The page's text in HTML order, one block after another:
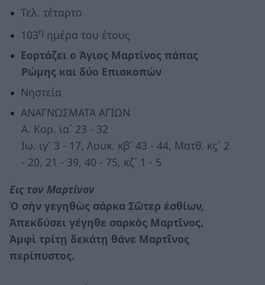
Τελ. τέταρτο
103η ημέρα του έτους
Εορτάζει ο Άγιος Μαρτίνος πάπας
Ρώμης και δύο Επισκοπών
Νηστεία
ΑΝΑΓΝΩΣΜΑΤΑ ΑΓΙΩΝ
Α. Κορ. ια´ 23 - 32
Ιω. ιγ´ 3 - 17, Λουκ. κβ´ 43 - 44, Ματθ. κϛ´ 2
- 20, 21 - 39, 40 - 75, κζ´ 1 - 5
Εις τον Μαρτίνον
Ὁ σὴν γεγηθὼς σάρκα Σῶτερ ἐσθίων,
Ἀπεκδύσει γέγηθε σαρκὸς Μαρτῖνος.
Ἀμφὶ τρίτῃ δεκάτῃ θάνε Μαρτῖνος
περίπυστος.